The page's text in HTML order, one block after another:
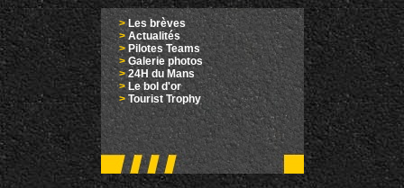
>Les brèves
> Actualités
> Pilotes Teams
>Galerie photos
>24H du Mans
>Le bol d'or
> Tourist Trophy